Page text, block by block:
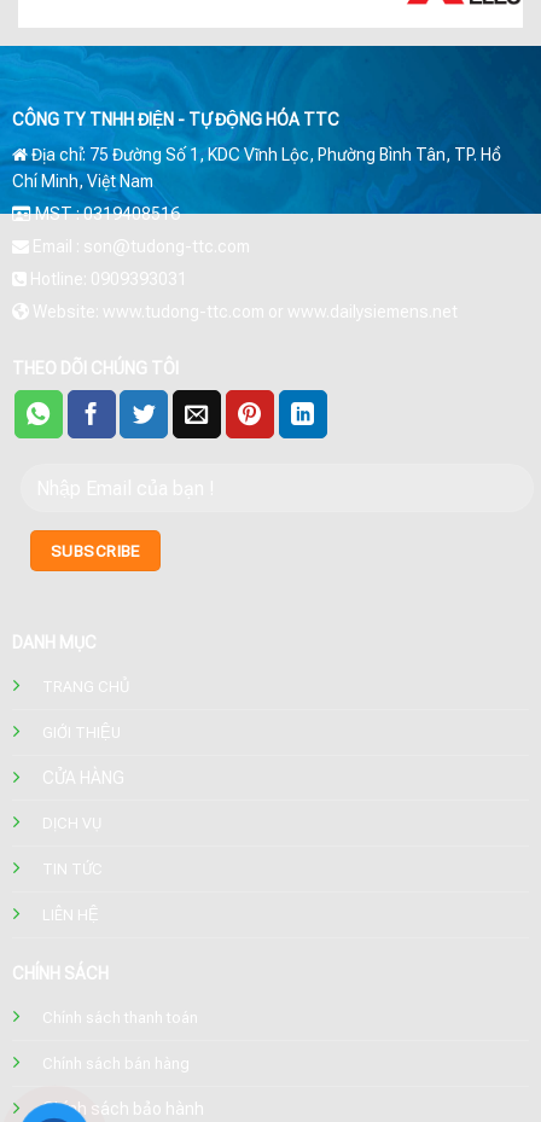
CÔNG TY TNHH ĐIỆN - TỰ ĐỘNG HÓA TTC
Địa chỉ: 75 Đường Số 1, KDC Vĩnh Lộc, Phường Bình Tân, TP. Hồ
Chí Minh, Việt Nam
MST : 0319408516
Email : son@tudong-ttc.com
Hotline: 0909393031
Website: www.tudong-ttc.com or www.dailysiemens.net
THEO DÕI CHÚNG TÔI
DANH MỤC
TRANG CHỦ
GIỚI THIỆU
CỬA HÀNG
DỊCH VỤ
TIN TỨC
LIÊN HỆ
CHÍNH SÁCH
Chính sách thanh toán
Chính sách bán hàng
Chính sách bảo hành